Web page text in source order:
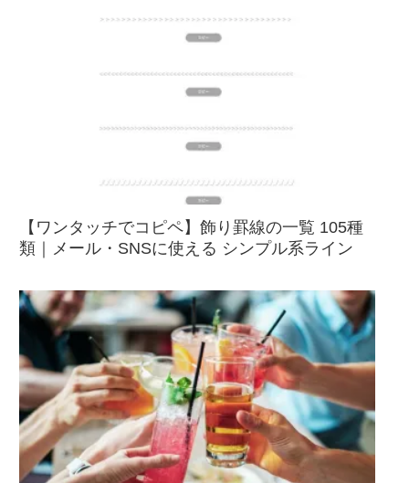
【ワンタッチでコピペ】飾り罫線の一覧 105種
類｜メール・SNSに使える シンプル系ライン